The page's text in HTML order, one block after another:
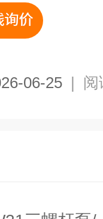
06-25 | 阅